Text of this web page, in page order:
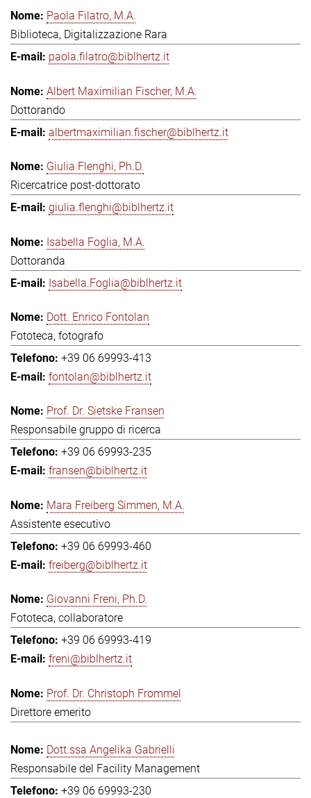
Paola Filatro, M.A.
Biblioteca, Digitalizzazione Rara
paola.filatro@biblhertz.it
Albert Maximilian Fischer, M.A.
Dottorando
albertmaximilian.fischer@biblhertz.it
Giulia Flenghi, Ph.D.
Ricercatrice post-dottorato
giulia.flenghi@biblhertz.it
Isabella Foglia, M.A.
Dottoranda
Isabella.Foglia@biblhertz.it
Dott. Enrico Fontolan
Fototeca, fotografo
+39 06 69993-413
fontolan@biblhertz.it
Prof. Dr. Sietske Fransen
Responsabile gruppo di ricerca
+39 06 69993-235
fransen@biblhertz.it
Mara Freiberg Simmen, M.A.
Assistente esecutivo
+39 06 69993-460
freiberg@biblhertz.it
Giovanni Freni, Ph.D.
Fototeca, collaboratore
+39 06 69993-419
freni@biblhertz.it
Prof. Dr. Christoph Frommel
Direttore emerito
Dott.ssa Angelika Gabrielli
Responsabile del Facility Management
+39 06 69993-230